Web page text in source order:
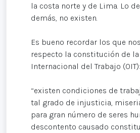
la costa norte y de Lima. Lo
demás, no existen.
Es bueno recordar los que
respecto la constitución de
Internacional del Trabajo (OIT):
“existen condiciones de
tal grado de injusticia,
para gran número de seres
descontento causado